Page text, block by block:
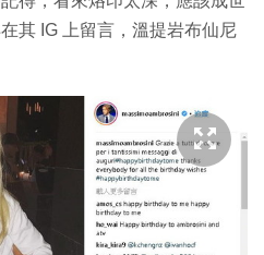
其 IG 上留言，溫提岩布仙尼